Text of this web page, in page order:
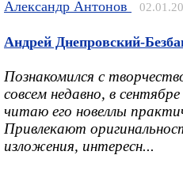
Александр Антонов
Андрей Днепровский-
Познакомился с
совсем недавно, в
читаю его новеллы
Привлекают
изложения, интересн...